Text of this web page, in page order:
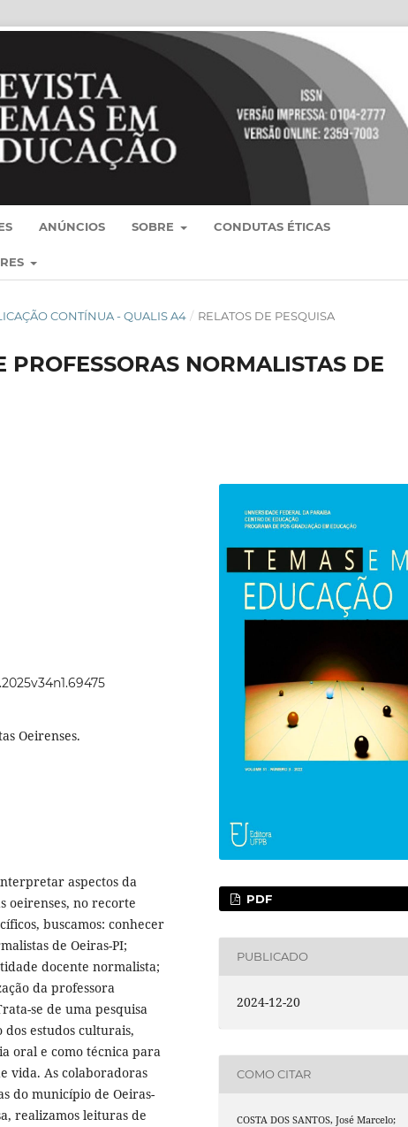
ANÚNCIOS SOBRE CONDUTAS ÉTICAS
CONTÍNUA - QUALIS A4 / RELATOS DE PESQUISA
NORMALISTAS DE
Oeirenses.
aspectos da
oeirenses, no recorte
buscamos: conhecer
de Oeiras-PI;
docente normalista;
da professora
se de uma pesquisa
estudos culturais,
oral e como técnica para
vida. As colaboradoras
do município de Oeiras-
realizamos leituras de
PDF
PUBLICADO
2024-12-20
COMO CITAR
COSTA DOS SANTOS, José Marcelo;